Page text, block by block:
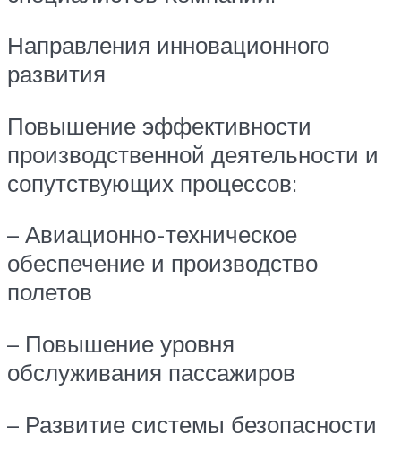
Направления инновационного
развития
Повышение эффективности
производственной деятельности и
сопутствующих процессов:
– Авиационно-техническое
обеспечение и производство
полетов
– Повышение уровня
обслуживания пассажиров
– Развитие системы безопасности